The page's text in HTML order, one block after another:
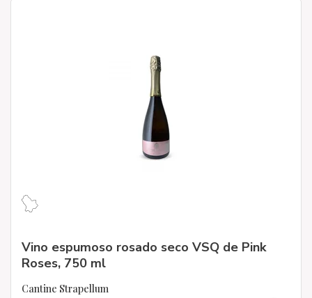
Vino espumoso rosado seco VSQ de Pink
Roses, 750 ml
Cantine Strapellum